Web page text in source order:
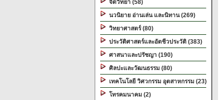
จิตวิทยา (58)
นวนิยาย อ่านเล่น และนิทาน (269)
วิทยาศาสตร์ (80)
ประวัติศาสตร์และอัตชีวประวัติ (383)
ศาสนาและปรัชญา (190)
ศิลปะและวัฒนธรรม (80)
เทคโนโลยี วิศวกรรม อุตสาหกรรม (23)
โทรคมนาคม (2)